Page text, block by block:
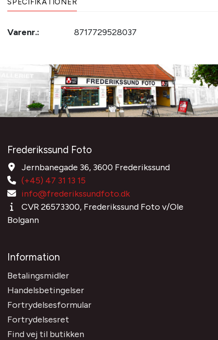
SPECIFIKATIONER
Varenr.: 8717729528037
Frederikssund Foto
Jernbanegade 36, 3600 Frederikssund
(+45) 47 31 13 15
info@frederikssundfoto.dk
CVR 26573300, Frederikssund Foto v/Ole
Bolgann
Information
Betalingsmidler
Handelsbetingelser
Fortrydelsesformular
Fortrydelsesret
Find vej til butikken